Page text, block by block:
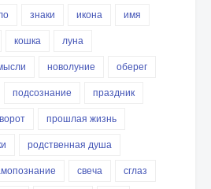
знаки икона
имя
кошка
луна
новолуние
оберег
подсознание
праздник
прошлая жизнь
родственная душа
свеча
сглаз